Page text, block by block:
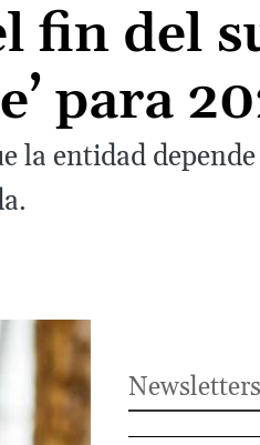
fin del
para
la entidad
Newsletters